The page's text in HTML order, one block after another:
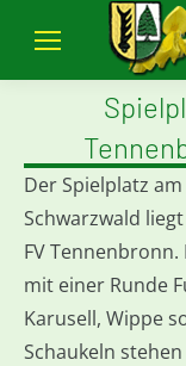
Der Spielplatz
Schwarzwald
FV
mit einer Runde
Karusell, Wippe
Schaukeln